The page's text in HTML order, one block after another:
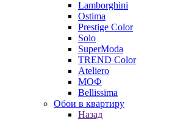
Lamborghini
Ostima
Prestige Color
Solo
SuperModa
TREND Color
Ateliero
МОФ
Bellissima
Обои в квартиру
Назад